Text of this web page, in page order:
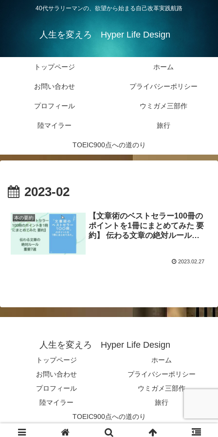
40代サラリーマンの、欲望から始まる自己改革実践航路
人生を変えろ Hyper Life Design
トップページ ホーム
お問い合わせ プライバシーポリシー
プロフィール ウミガメ三部作
陸マイラー 旅行
TOEIC900点への道のり
2023-02
本の要約
【文章術のベストセラー100冊の
ポイントを1冊にまとめてみた 要
約】 伝わる文章の絶対ルール重
2023.02.27
人生を変えろ Hyper Life Design
トップページ
ホーム
お問い合わせ
プライバシーポリシー
プロフィール
ウミガメ三部作
陸マイラー
旅行
TOEIC900点への道のり
© 2022 人生を変えろ Hyper Life Design .